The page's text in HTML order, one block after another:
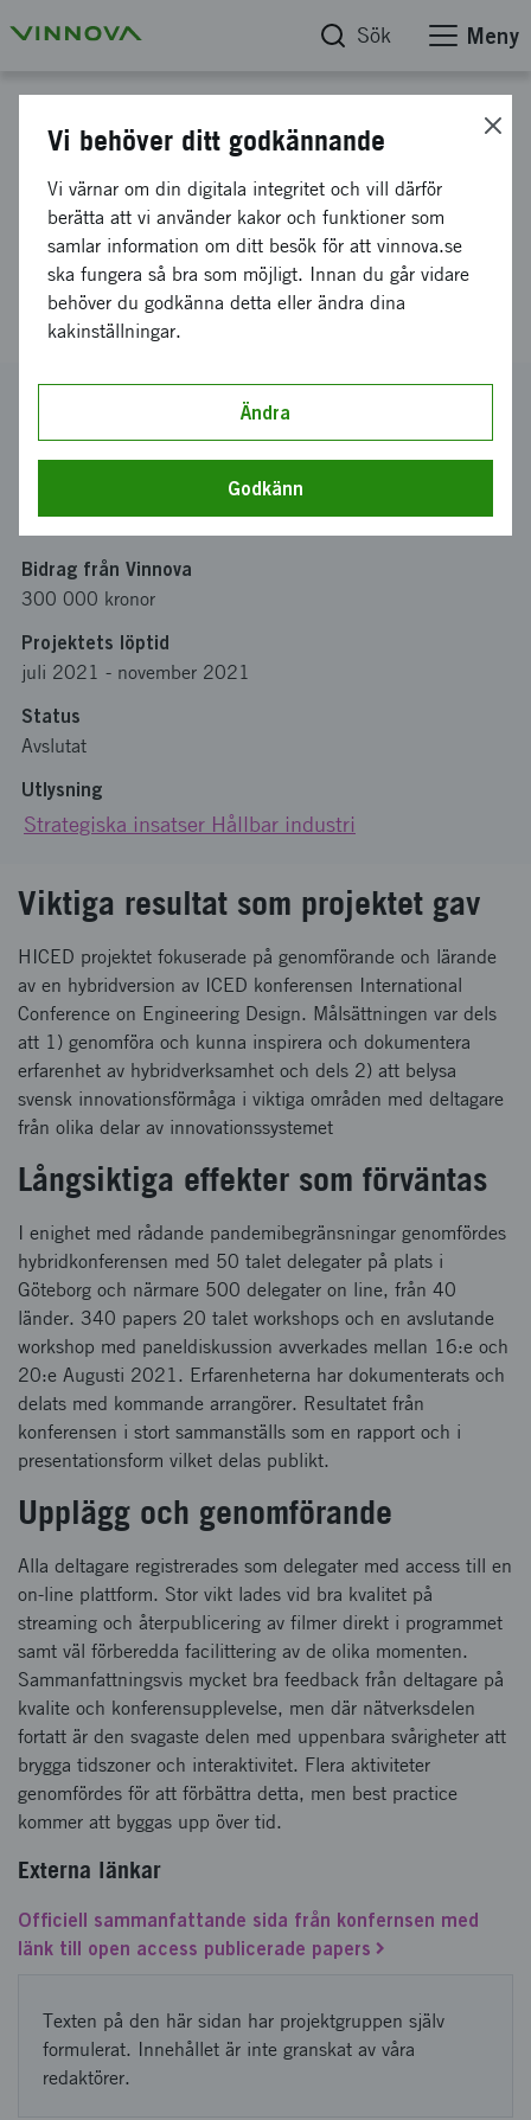
Sök Meny
HICED Tillgängliggörande av
‘Hybrid International
Conference on Engineering
Design’
Chalmers Tekniska Högskola AB-
Bidrag från Vinnova
300 000 kronor
Projektets löptid
juli 2021 - november 2021
Status
Avslutat
Utlysning
Strategiska insatser Hållbar industri
Viktiga resultat som projektet gav
HICED projektet fokuserade på genomförande och lärande
av en hybridversion av ICED konferensen International
Conference on Engineering Design. Målsättningen var dels
att 1) genomföra och kunna inspirera och dokumentera
erfarenhet av hybridverksamhet och dels 2) att belysa
svensk innovationsförmåga i viktiga områden med deltagare
från olika delar av innovationssystemet
Långsiktiga effekter som förväntas
I enighet med rådande pandemibegränsningar genomfördes
hybridkonferensen med 50 talet delegater på plats i
Göteborg och närmare 500 delegater on line, från 40
länder. 340 papers 20 talet workshops och en avslutande
workshop med paneldiskussion avverkades mellan 16:e och
20:e Augusti 2021. Erfarenheterna har dokumenterats och
delats med kommande arrangörer. Resultatet från
konferensen i stort sammanställs som en rapport och i
presentationsform vilket delas publikt.
Upplägg och genomförande
Alla deltagare registrerades som delegater med access till en
on-line plattform. Stor vikt lades vid bra kvalitet på
streaming och återpublicering av filmer direkt i programmet
samt väl förberedda facilittering av de olika momenten.
Sammanfattningsvis mycket bra feedback från deltagare på
kvalite och konferensupplevelse, men där nätverksdelen
fortatt är den svagaste delen med uppenbara svårigheter att
brygga tidszoner och interaktivitet. Flera aktiviteter
genomfördes för att förbättra detta, men best practice
kommer att byggas upp över tid.
Externa länkar
Officiell sammanfattande sida från konfernsen med
länk till open access publicerade papers
Texten på den här sidan har projektgruppen själv
formulerat. Innehållet är inte granskat av våra
redaktörer.
Vi behöver ditt godkännande
Vi värnar om din digitala integritet och vill därför
berätta att vi använder kakor och funktioner som
samlar information om ditt besök för att vinnova.se
ska fungera så bra som möjligt. Innan du går vidare
behöver du godkänna detta eller ändra dina
kakinställningar.
Ändra
Godkänn